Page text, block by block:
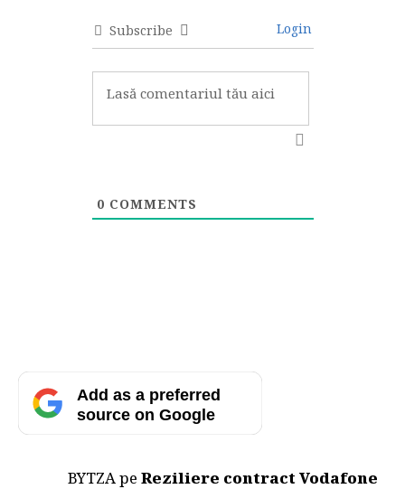
Subscribe Login
0 COMMENTS
Add as a preferred
source on Google
BYTZApeReziliere contract Vodafone